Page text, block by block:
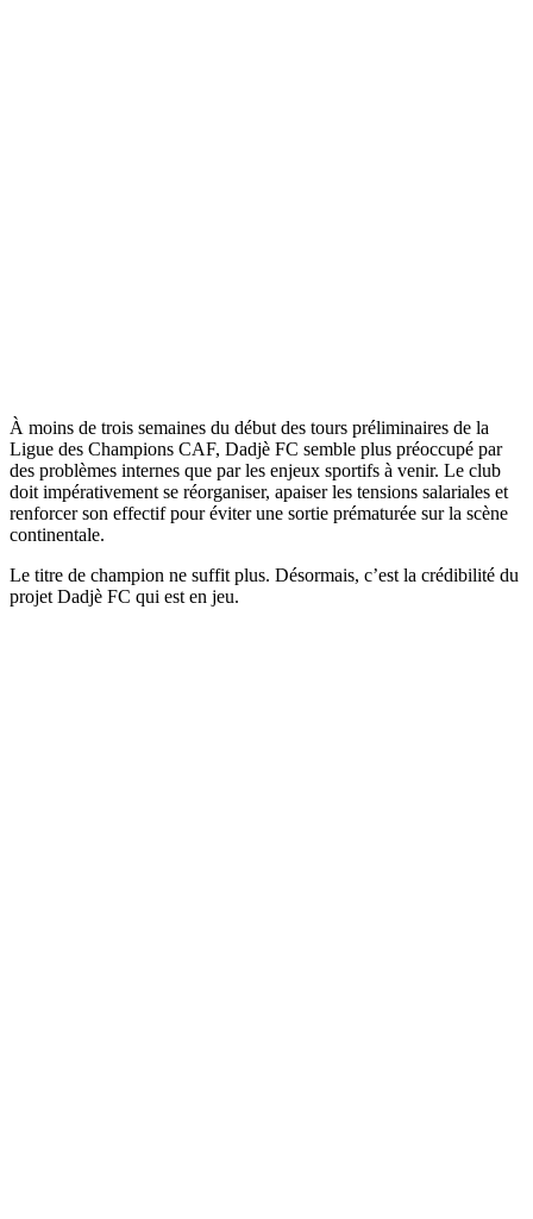
À moins de trois semaines du début des tours préliminaires de la
Ligue des Champions CAF, Dadjè FC semble plus préoccupé par
des problèmes internes que par les enjeux sportifs à venir. Le club
doit impérativement se réorganiser, apaiser les tensions salariales et
renforcer son effectif pour éviter une sortie prématurée sur la scène
continentale.
Le titre de champion ne suffit plus. Désormais, c’est la crédibilité du
projet Dadjè FC qui est en jeu.